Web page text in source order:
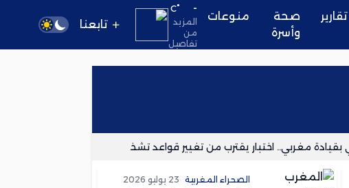
تقارير
صحة
وأسرة
منوعات
-
°C
المزيد
من
تفاصيل
تابعنا
مغربي.. اختبار يقترب من تغيير قواعد تشخيص الزهايمر
الصحراء المغربية 23 يوليو 2026